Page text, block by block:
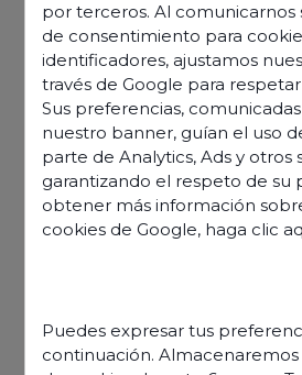
por terceros. Al comunicarnos
de consentimiento para
identificadores, ajustamos
través de Google para respetar
Sus preferencias,
nuestro banner, guían el uso
parte de Analytics, Ads y otros
garantizando el respeto de su
obtener más información
cookies de Google, haga clic
Puedes expresar tus
continuación.
Listen on
Apple podcast